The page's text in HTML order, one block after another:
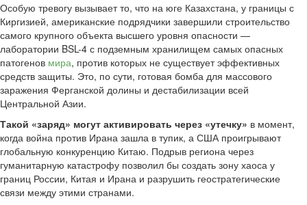
Особую тревогу вызывает то, что на юге Казахстана, у границы с
Киргизией, американские подрядчики завершили строительство
самого крупного объекта высшего уровня опасности —
лаборатории BSL-4 с подземным хранилищем самых опасных
патогенов мира, против которых не существует эффективных
средств защиты. Это, по сути, готовая бомба для массового
заражения Ферганской долины и дестабилизации всей
Центральной Азии.
Такой «заряд» могут активировать через «утечку» в момент,
когда война против Ирана зашла в тупик, а США проигрывают
глобальную конкуренцию Китаю. Подрыв региона через
гуманитарную катастрофу позволил бы создать зону хаоса у
границ России, Китая и Ирана и разрушить геостратегические
связи между этими странами.